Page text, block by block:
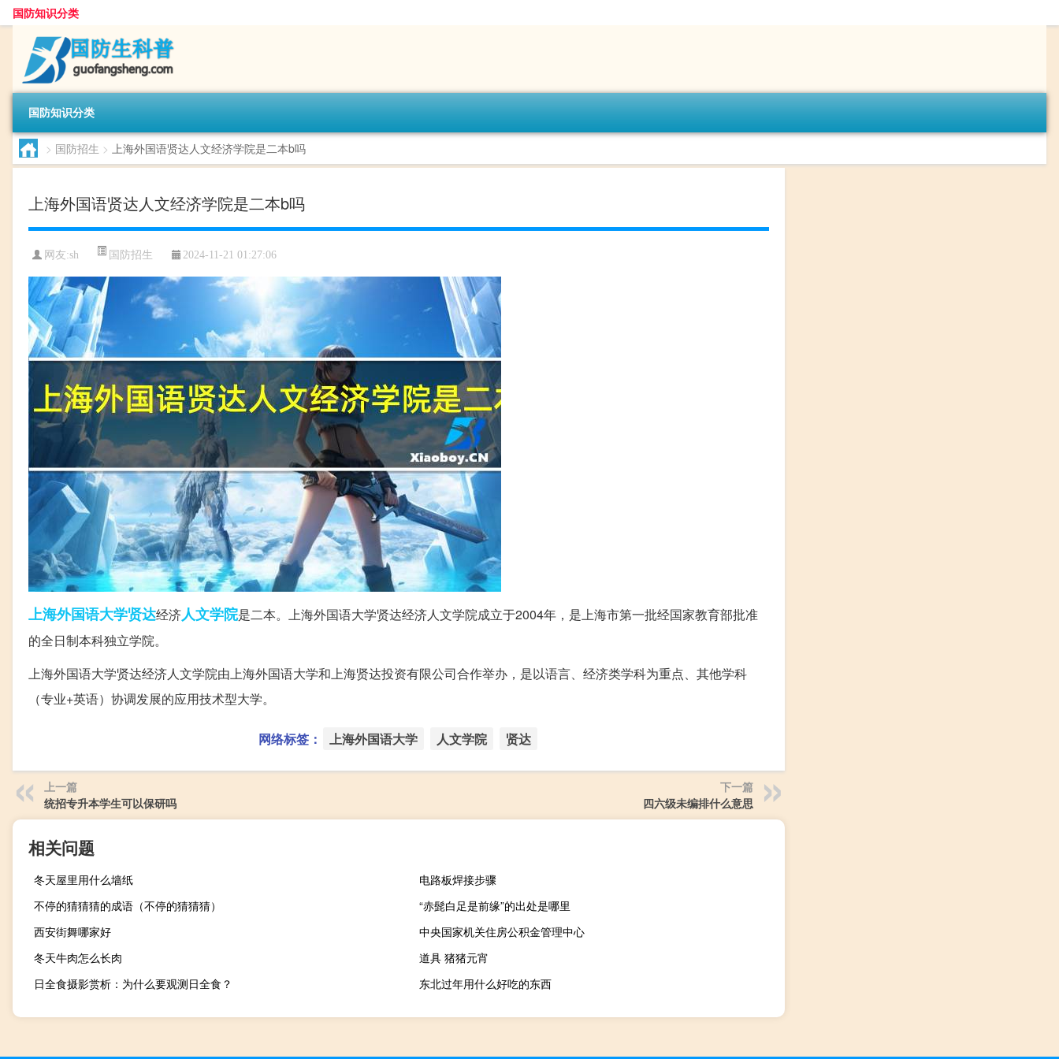
国防知识分类
国防知识分类
> 国防招生 > 上海外国语贤达人文经济学院是二本b吗
上海外国语贤达人文经济学院是二本b吗
网友:sh 国防招生 2024-11-21 01:27:06
上海外国语大学贤达经济人文学院是二本。上海外国语大学贤达经济人文学院成立于2004年，是上海市第一批经国家教育部批准
的全日制本科独立学院。
上海外国语大学贤达经济人文学院由上海外国语大学和上海贤达投资有限公司合作举办，是以语言、经济类学科为重点、其他学科
（专业+英语）协调发展的应用技术型大学。
网络标签： 上海外国语大学 人文学院 贤达
上一篇
统招专升本学生可以保研吗
下一篇
四六级未编排什么意思
相关问题
冬天屋里用什么墙纸
电路板焊接步骤
不停的猜猜猜的成语（不停的猜猜猜）
“赤髭白足是前缘”的出处是哪里
西安街舞哪家好
中央国家机关住房公积金管理中心
冬天牛肉怎么长肉
道具 猪猪元宵
日全食摄影赏析：为什么要观测日全食？
东北过年用什么好吃的东西